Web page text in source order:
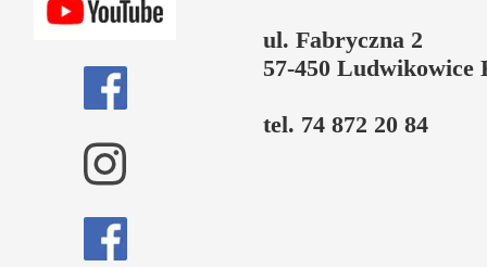
ul. Fabryczna 2
57-450 Ludwikowice
tel. 74 872 20 84